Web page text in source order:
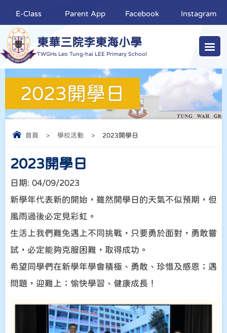
東華三院李東海小學
TWGHs Leo Tung-hai LEE Primary School
E-Class Parent App Facebook Instagram
2023開學日
首頁 > 學校活動 > 2023開學日
2023開學日
日期: 04/09/2023
新學年代表新的開始，雖然開學日的天氣不似預期，但
風雨過後必定見彩虹。
生活上我們難免遇上不同挑戰，只要勇於面對，勇敢嘗
試，必定能夠克服困難，取得成功。
希望同學們在新學年學會積極、勇敢、珍惜及感恩；遇
問題，迎難上；愉快學習、健康成長！